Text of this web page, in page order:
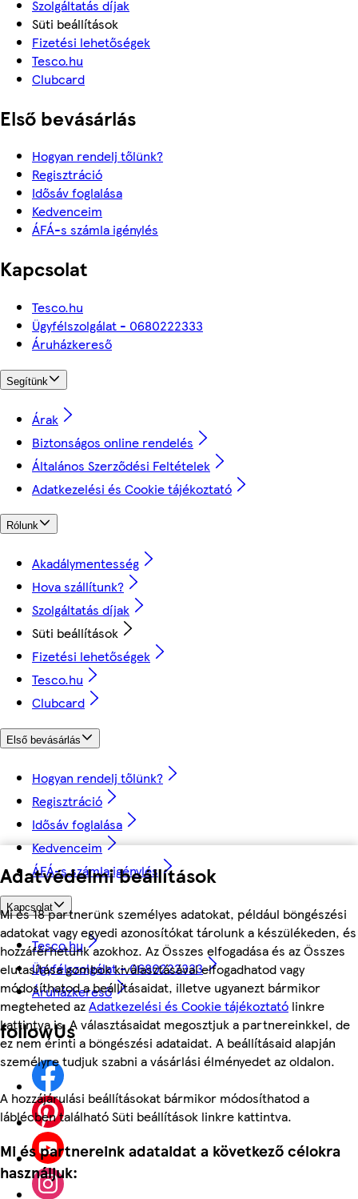
Adatvédelmi beállítások
Mi és 18 partnerünk személyes adatokat, például böngészési
adatokat vagy egyedi azonosítókat tárolunk a készülékeden, és
hozzáférhetünk azokhoz. Az Összes elfogadása és az Összes
elutasítása gombok kiválasztásával elfogadhatod vagy
módosíthatod a beállításaidat, illetve ugyanezt bármikor
megteheted azAdatkezelési és Cookie tájékoztató linkre
kattintva is. A választásaidat megosztjuk a partnereinkkel, de
ez nem érinti a böngészési adataidat. A beállításaid alapján
személyre tudjuk szabni a vásárlási élményedet az oldalon.
A hozzájárulási beállításokat bármikor módosíthatod a
láblécben található Süti beállítások linkre kattintva.
Mi és partnereink adataidat a következő célokra
használjuk:
Szolgáltatás díjak
Süti beállítások
Fizetési lehetőségek
Tesco.hu
Clubcard
Első bevásárlás
Hogyan rendelj tőlünk?
Regisztráció
Idősáv foglalása
Kedvenceim
ÁFÁ-s számla igénylés
Kapcsolat
Tesco.hu
Ügyfélszolgálat - 0680222333
Áruházkereső
Segítünk
Árak
Biztonságos online rendelés
Általános Szerződési Feltételek
Adatkezelési és Cookie tájékoztató
Rólunk
Akadálymentesség
Hova szállítunk?
Szolgáltatás díjak
Süti beállítások
Fizetési lehetőségek
Tesco.hu
Clubcard
Első bevásárlás
Hogyan rendelj tőlünk?
Regisztráció
Idősáv foglalása
Kedvenceim
ÁFÁ-s számla igénylés
Kapcsolat
Tesco.hu
Ügyfélszolgálat - 0680222333
Áruházkereső
followUs